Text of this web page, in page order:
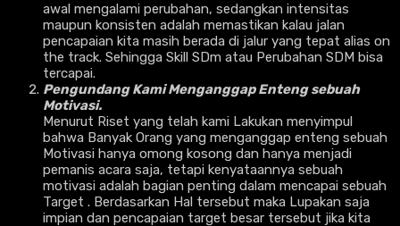
awal mengalami perubahan, sedangkan intensitas
maupun konsisten adalah memastikan kalau jalan
pencapaian kita masih berada di jalur yang tepat alias on
the track. Sehingga Skill SDm atau Perubahan SDM bisa
tercapai.
Pengundang Kami Menganggap Enteng sebuah
Motivasi.
Menurut Riset yang telah kami Lakukan menyimpul
bahwa Banyak Orang yang menganggap enteng sebuah
Motivasi hanya omong kosong dan hanya menjadi
pemanis acara saja, tetapi kenyataannya sebuah
motivasi adalah bagian penting dalam mencapai sebuah
Target . Berdasarkan Hal tersebut maka Lupakan saja
impian dan pencapaian target besar tersebut jika kita